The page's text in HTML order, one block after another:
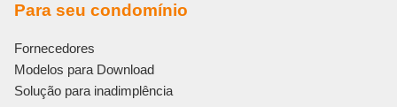
Para seu condomínio
Fornecedores
Modelos para Download
Solução para inadimplência